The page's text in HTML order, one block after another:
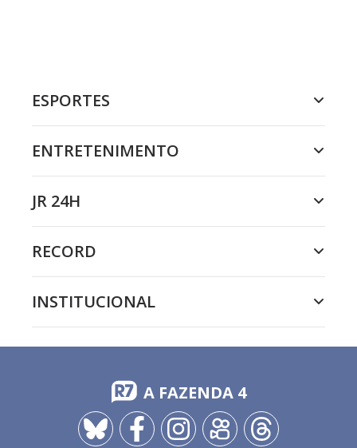
ESPORTES
ENTRETENIMENTO
JR 24H
RECORD
INSTITUCIONAL
A FAZENDA 4